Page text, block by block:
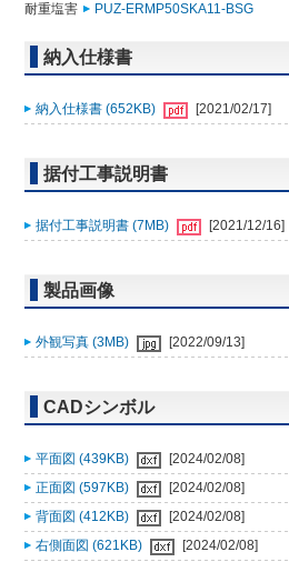
耐重塩害
PUZ-ERMP50SKA11-BSG
納入仕様書
納入仕様書 (652KB) [2021/02/17]
据付工事説明書
据付工事説明書 (7MB) [2021/12/16]
製品画像
外観写真 (3MB) [2022/09/13]
CADシンボル
平面図 (439KB)
[2024/02/08]
正面図 (597KB)
[2024/02/08]
背面図 (412KB)
[2024/02/08]
右側面図 (621KB)
[2024/02/08]